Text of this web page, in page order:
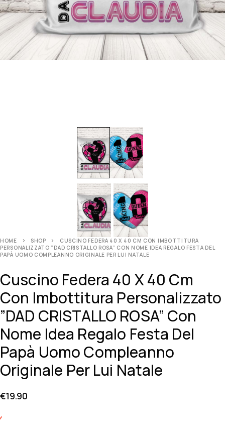
HOME SHOP
CUSCINO FEDERA 40 X 40 CM CON IMBOTTITURA
PERSONALIZZATO ”DAD CRISTALLO ROSA” CON NOME IDEA REGALO FESTA DEL
PAPÀ UOMO COMPLEANNO ORIGINALE PER LUI NATALE
Cuscino Federa 40 X 40 Cm
Con Imbottitura Personalizzato
”DAD CRISTALLO ROSA” Con
Nome Idea Regalo Festa Del
Papà Uomo Compleanno
Originale Per Lui Natale
€19.90